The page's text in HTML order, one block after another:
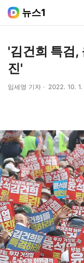
뉴스1
'김건희 특검,
진'
임세영 기자 2022. 10.